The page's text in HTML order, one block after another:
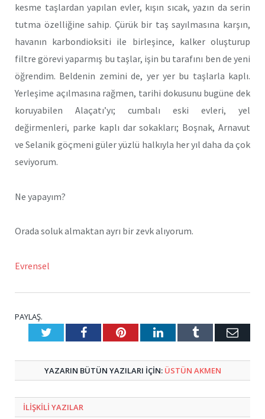
kesme taşlardan yapılan evler, kışın sıcak, yazın da serin
tutma özelliğine sahip. Çürük bir taş sayılmasına karşın,
havanın karbondioksiti ile birleşince, kalker oluşturup
filtre görevi yaparmış bu taşlar, işin bu tarafını ben de yeni
öğrendim. Beldenin zemini de, yer yer bu taşlarla kaplı.
Yerleşime açılmasına rağmen, tarihi dokusunu bugüne dek
koruyabilen Alaçatı’yı; cumbalı eski evleri, yel
değirmenleri, parke kaplı dar sokakları; Boşnak, Arnavut
ve Selanik göçmeni güler yüzlü halkıyla her yıl daha da çok
seviyorum.
Ne yapayım?
Orada soluk almaktan ayrı bir zevk alıyorum.
Evrensel
PAYLAŞ.
TwitterFacebookPinterestLinkedInTumblr E-
YAZARIN BÜTÜN YAZILARI IÇIN: ÜSTÜN AKMEN
ILIŞKILI YAZILAR